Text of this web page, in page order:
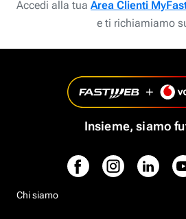
Accedi alla tua Area Clienti
e ti richiamiamo
Insieme, siamo
Chi siamo